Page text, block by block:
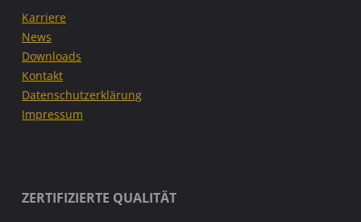
Karriere
News
Downloads
Kontakt
Datenschutzerklärung
Impressum
ZERTIFIZIERTE QUALITÄT